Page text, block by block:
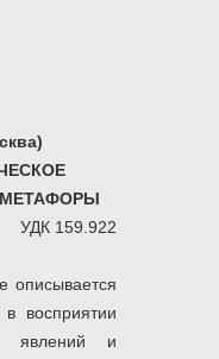
УДК 159.922
описывается
восприятии
явлений и